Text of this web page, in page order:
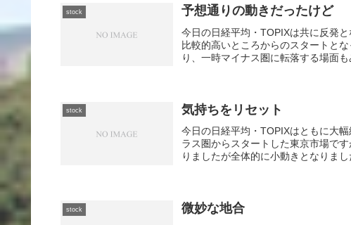
stock 予想通りの動きだったけど
今日の日経平均・TOPIXは共に反発
比較的高いところからのスタートと
り、一時マイナス圏に転落する場面
stock 気持ちをリセット
今日の日経平均・TOPIXはともに大
ラス圏からスタートした東京市場で
りましたが全体的に小動きとなりま
stock 微妙な地合